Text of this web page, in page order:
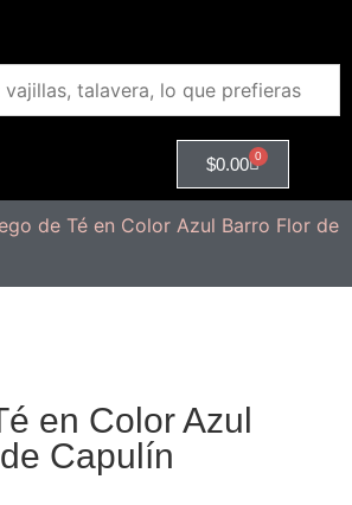
$0.00 0
de Té en Color Azul Barro Flor de
en Color Azul
Capulín